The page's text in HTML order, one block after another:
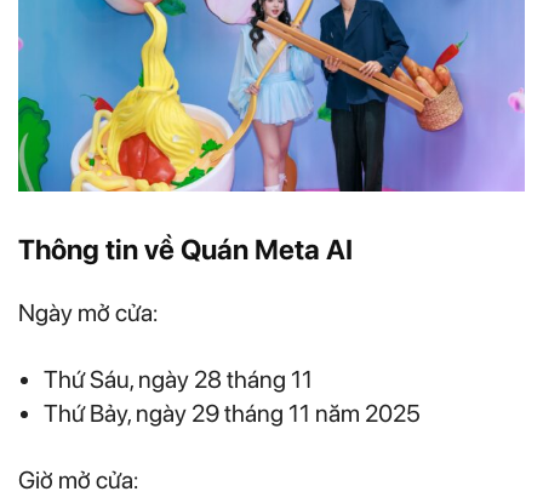
Thông tin về Quán Meta AI
Ngày mở cửa:
Thứ Sáu, ngày 28 tháng 11
Thứ Bảy, ngày 29 tháng 11 năm 2025
Giờ mở cửa: